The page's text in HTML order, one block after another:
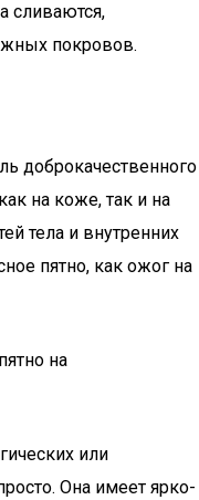
сливаются,
покровов.
доброкачественного
на коже, так и на
тела и внутренних
пятно, как ожог на
или
Она имеет ярко-